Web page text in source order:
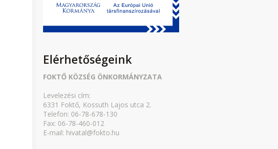
Elérhetőségeink
FOKTŐ KÖZSÉG ÖNKORMÁNYZATA
Levelezési cím:
6331 Foktő, Kossuth Lajos utca 2.
Telefon: 06-78-678-130
Fax: 06-78-460-012
E-mail: hivatal@fokto.hu